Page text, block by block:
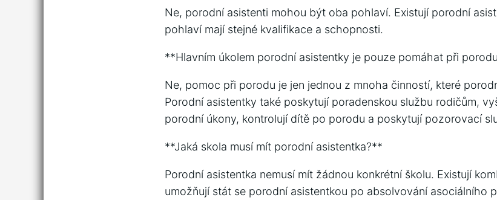
Ne, porodní asistenti mohou být oba pohlaví. Existují porodní
pohlaví mají stejné kvalifikace a schopnosti.
**Hlavním úkolem porodní asistentky je pouze pomáhat při
Ne, pomoc při porodu je jen jednou z mnoha činností, které
Porodní asistentky také poskytují poradenskou službu rodičům,
porodní úkony, kontrolují dítě po porodu a poskytují pozorovací
**Jaká skola musí mít porodní asistentka?**
Porodní asistentka nemusí mít žádnou konkrétní školu. Existují
umožňují stát se porodní asistentkou po absolvování asociálního